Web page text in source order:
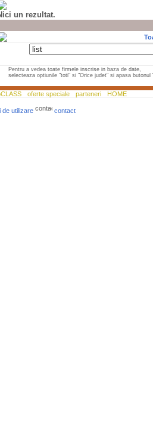
un rezultat.
Pentru a vedea toate firmele inscrise in baza de date,
selecteaza optiunile "toti" si "Orice judet" si apasa butonul
oferte speciale parteneri HOME
de utilizare contact